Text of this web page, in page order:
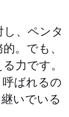
、ペンタ
。でも、
力です。
ばれるの
いでいる